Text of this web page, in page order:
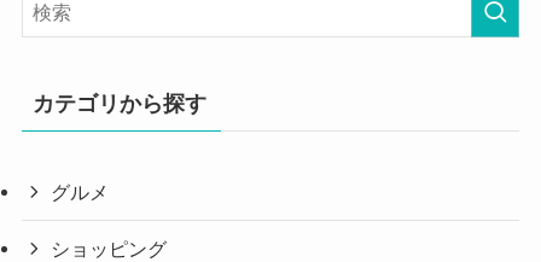
カテゴリから探す
グルメ
ショッピング